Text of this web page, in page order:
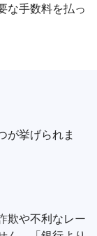
な手数料を払っ
が挙げられま
欺や不利なレー